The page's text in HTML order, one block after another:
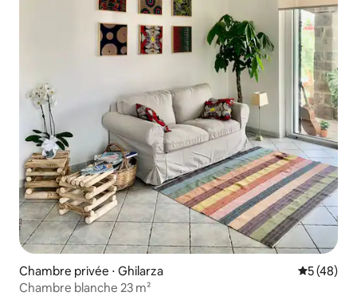
Chambre privée ⋅ Ghilarza
5 (48)
Chambre blanche 23 m²